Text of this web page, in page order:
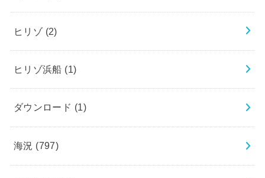
ヒリゾ (2)
ヒリゾ浜船 (1)
ダウンロード (1)
海況 (797)